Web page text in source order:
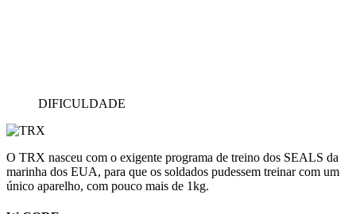
DIFICULDADE
O TRX nasceu com o exigente programa de treino dos SEALS da
marinha dos EUA, para que os soldados pudessem treinar com um
único aparelho, com pouco mais de 1kg.